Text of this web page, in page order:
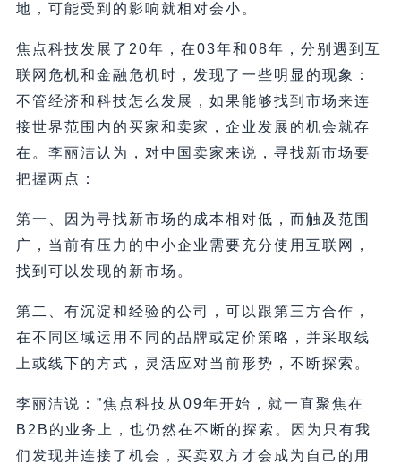
地，可能受到的影响就相对会小。
焦点科技发展了20年，在03年和08年，分别遇到互
联网危机和金融危机时，发现了一些明显的现象：
不管经济和科技怎么发展，如果能够找到市场来连
接世界范围内的买家和卖家，企业发展的机会就存
在。李丽洁认为，对中国卖家来说，寻找新市场要
把握两点：
第一、因为寻找新市场的成本相对低，而触及范围
广，当前有压力的中小企业需要充分使用互联网，
找到可以发现的新市场。
第二、有沉淀和经验的公司，可以跟第三方合作，
在不同区域运用不同的品牌或定价策略，并采取线
上或线下的方式，灵活应对当前形势，不断探索。
李丽洁说：”焦点科技从09年开始，就一直聚焦在
B2B的业务上，也仍然在不断的探索。因为只有我
们发现并连接了机会，买卖双方才会成为自己的用